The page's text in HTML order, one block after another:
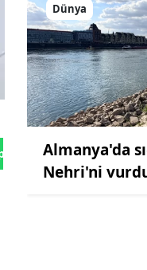
Gönder
Dünya
Almanya'da
Nehri'ni